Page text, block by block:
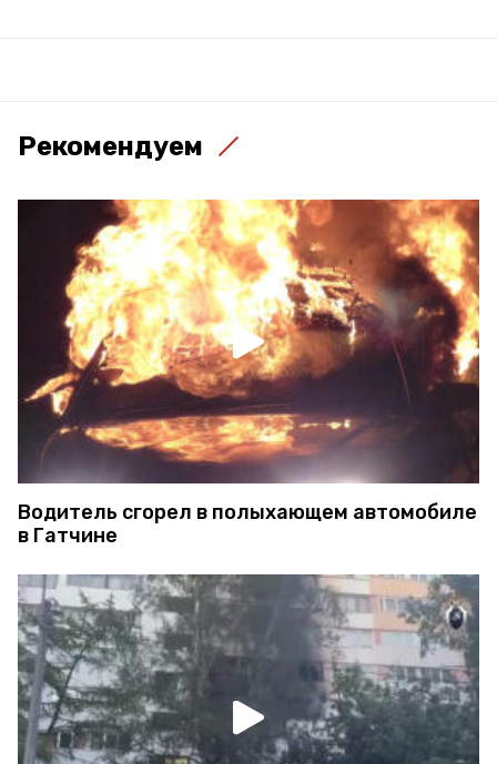
Рекомендуем
Водитель сгорел в полыхающем автомобиле
в Гатчине